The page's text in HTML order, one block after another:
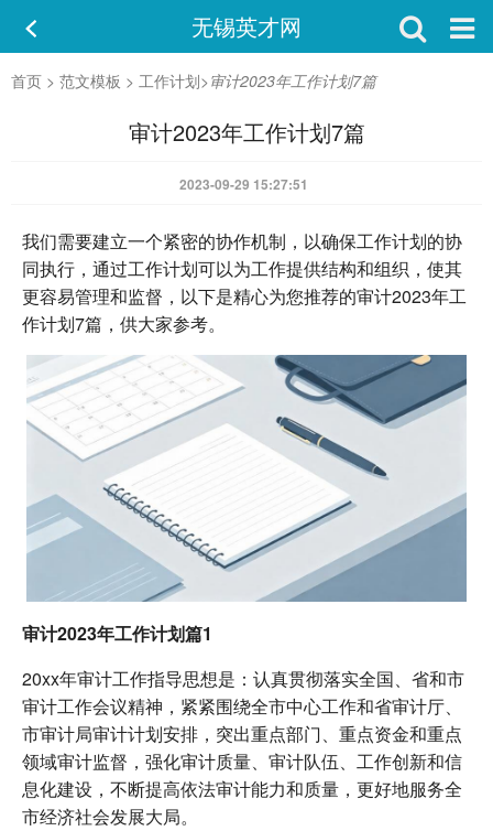
无锡英才网
首页 > 范文模板 > 工作计划>审计2023年工作计划7篇
审计2023年工作计划7篇
2023-09-29 15:27:51
我们需要建立一个紧密的协作机制，以确保工作计划的协
同执行，通过工作计划可以为工作提供结构和组织，使其
更容易管理和监督，以下是精心为您推荐的审计2023年工
作计划7篇，供大家参考。
审计2023年工作计划篇1
20xx年审计工作指导思想是：认真贯彻落实全国、省和市
审计工作会议精神，紧紧围绕全市中心工作和省审计厅、
市审计局审计计划安排，突出重点部门、重点资金和重点
领域审计监督，强化审计质量、审计队伍、工作创新和信
息化建设，不断提高依法审计能力和质量，更好地服务全
市经济社会发展大局。